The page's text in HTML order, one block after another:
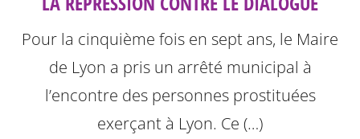
Pour la cinquième fois en sept ans, le Maire
de Lyon a pris un arrêté municipal à
l’encontre des personnes prostituées
exerçant à Lyon. Ce (…)